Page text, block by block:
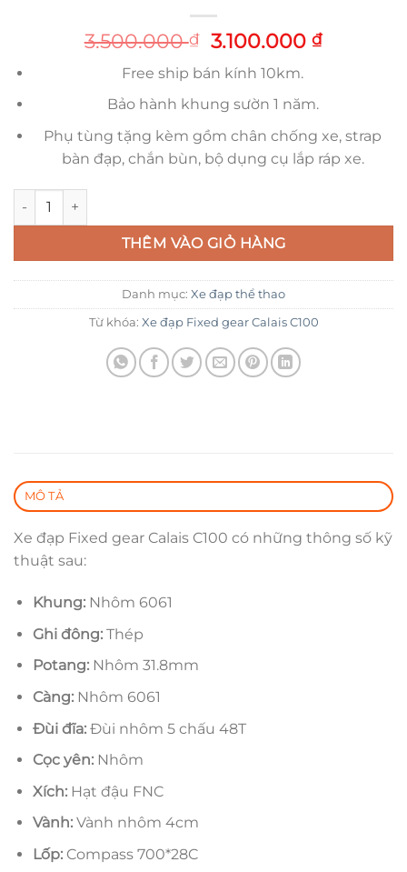
3.500.000₫
Original
was:
3.500.000 ₫.
3.100.000₫Current
Free ship bán kính 10km.
Bảo hành khung sườn 1 năm.
Phụ tùng tặng kèm gồm chân chống xe, strap
bàn đạp, chắn bùn, bộ dụng cụ lắp ráp xe.
Xe đạp Fixed gear Calais C100 số lượng
THÊM VÀO GIỎ HÀNG
Danh mục: Xe đạp thể thao
Từ khóa: Xe đạp Fixed gear Calais C100
MÔ TẢ
Xe đạp Fixed gear Calais C100 có những thông số kỹ
thuật sau:
Khung:Nhôm 6061
Ghi đông:Thép
Potang:Nhôm 31.8mm
Càng:Nhôm 6061
Đùi đĩa:Đùi nhôm 5 chấu 48T
Cọc yên:Nhôm
Xích:Hạt đậu FNC
Vành:Vành nhôm 4cm
Lốp:Compass 700*28C